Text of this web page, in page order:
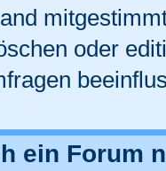
oder
ein Forum